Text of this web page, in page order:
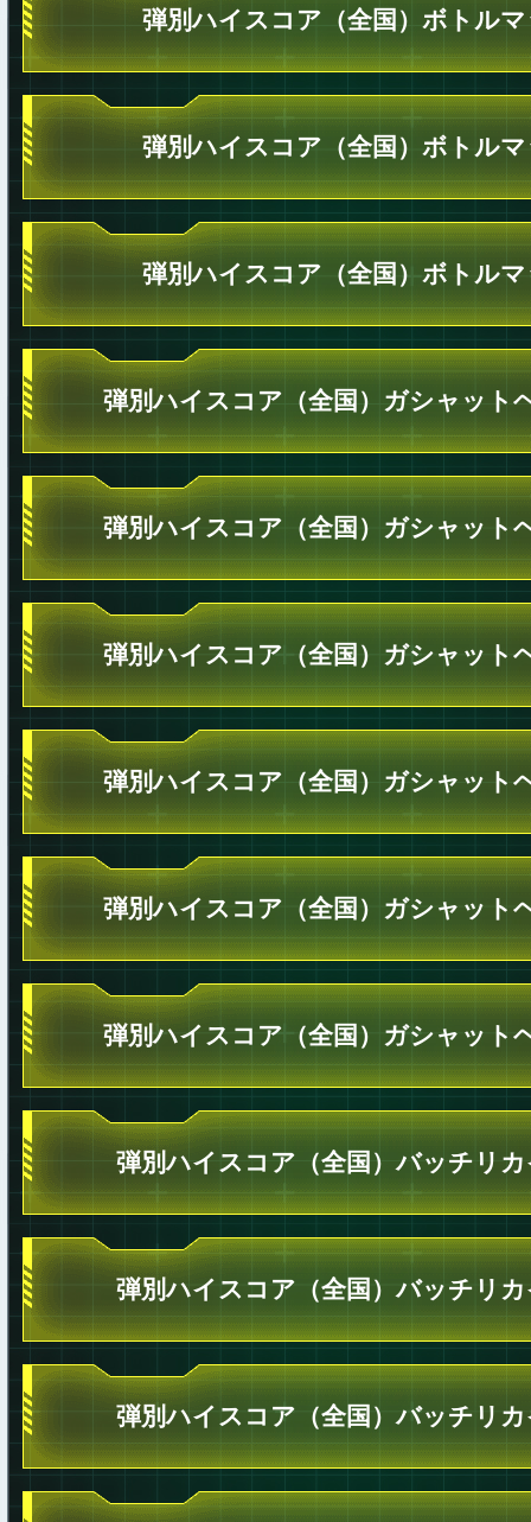
弾別ハイスコア（全国）ボトル
弾別ハイスコア（全国）ボトル
弾別ハイスコア（全国）ボトル
弾別ハイスコア（全国）ガシャット
弾別ハイスコア（全国）ガシャット
弾別ハイスコア（全国）ガシャット
弾別ハイスコア（全国）ガシャット
弾別ハイスコア（全国）ガシャット
弾別ハイスコア（全国）ガシャット
弾別ハイスコア（全国）バッチリ
弾別ハイスコア（全国）バッチリ
弾別ハイスコア（全国）バッチリ